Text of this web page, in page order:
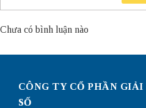
Chưa có bình luận nào
CÔNG TY CỔ PHẦN GIẢI
SỐ